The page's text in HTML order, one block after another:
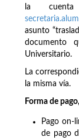
la
asunto
documento
Universitario.
La
la misma vía.
Forma de
Pago on-
de pago